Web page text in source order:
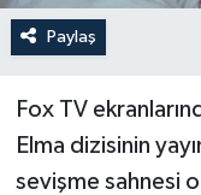
Paylaş
Fox TV
Elma dizisinin
sevişme sahnesi